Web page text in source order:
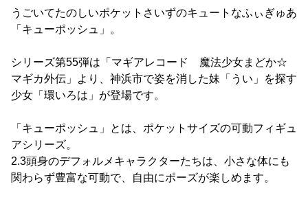
うごいてたのしいポケットさいずのキュートなふぃぎゅあ
「キューポッシュ」。
シリーズ第55弾は「マギアレコード 魔法少女まどか☆
マギカ外伝」より、神浜市で姿を消した妹「うい」を探す
少女「環いろは」が登場です。
「キューポッシュ」とは、ポケットサイズの可動フィギュ
アシリーズ。
2.3頭身のデフォルメキャラクターたちは、小さな体にも
関わらず豊富な可動で、自由にポーズが楽しめます。